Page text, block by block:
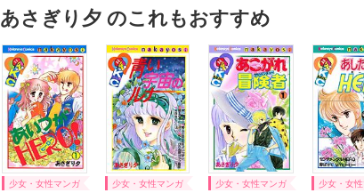
あさぎり夕 のこれもおすすめ
少女・女性マンガ 少女・女性マンガ 少女・女性マンガ 少女・女